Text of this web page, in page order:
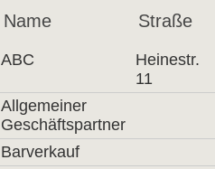
Name Straße
ABC
Heinestr.
11
Allgemeiner
Geschäftspartner
Barverkauf